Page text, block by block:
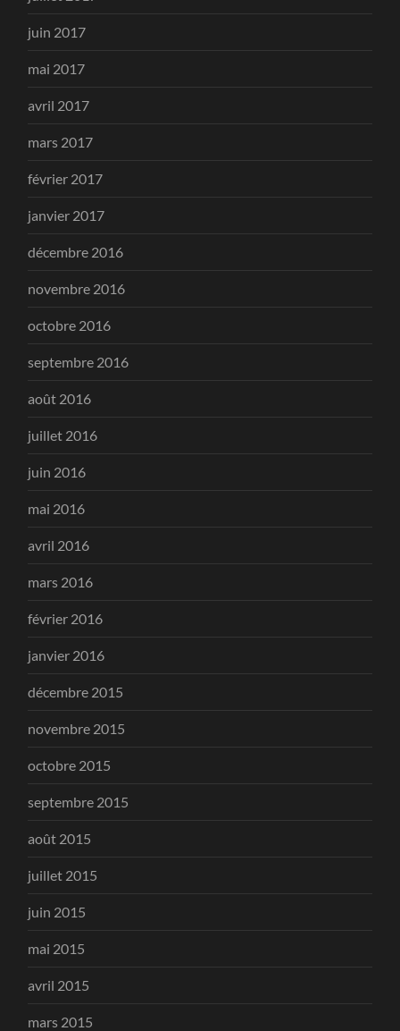
juin 2017
mai 2017
avril 2017
mars 2017
février 2017
janvier 2017
décembre 2016
novembre 2016
octobre 2016
septembre 2016
août 2016
juillet 2016
juin 2016
mai 2016
avril 2016
mars 2016
février 2016
janvier 2016
décembre 2015
novembre 2015
octobre 2015
septembre 2015
août 2015
juillet 2015
juin 2015
mai 2015
avril 2015
mars 2015